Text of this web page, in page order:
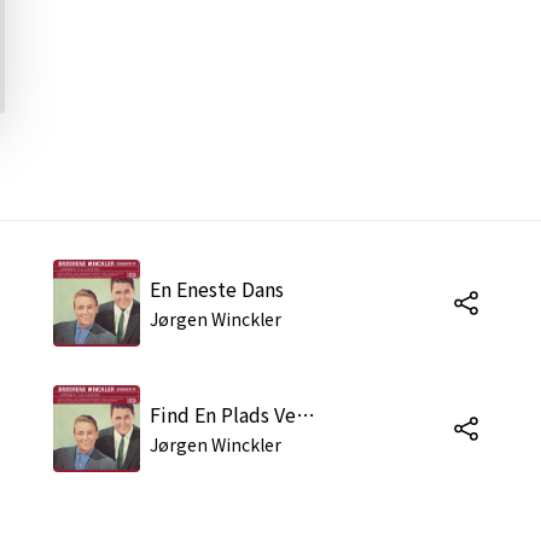
En Eneste Dans
Jørgen Winckler
Find En Plads Ved Lykkens Bord
Jørgen Winckler